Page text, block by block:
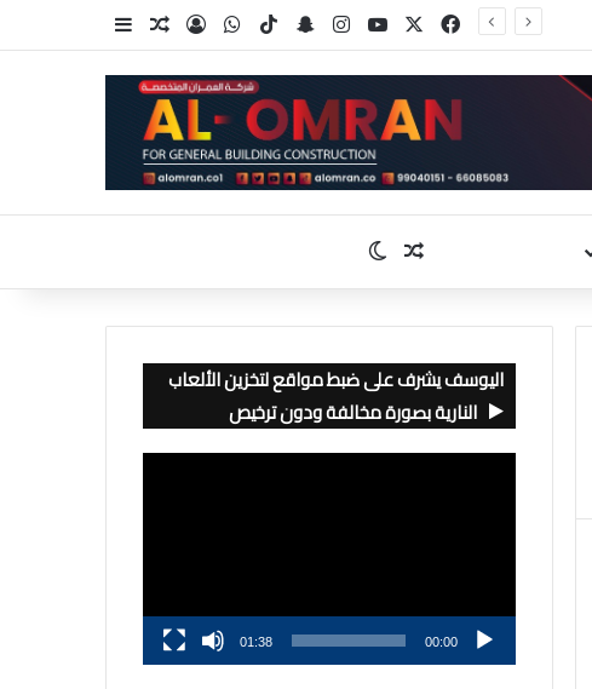
فيسبوك ‫YouTubeانستقرامسناب تشات
‫TikTok واتسابتسجيل الدخولمقال عشوائي
مقال عشوائي
اليوسف يشرف على ضبط مواقع لتخزين الألعاب
النارية بصورة مخالفة ودون ترخيص
00:00
01:38